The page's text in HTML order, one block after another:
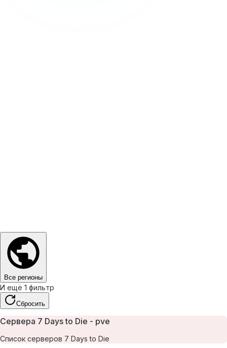
Все регионы
И ещё 1 фильтр
Сбросить
Сервера 7 Days to Die - pve
Список серверов 7 Days to Die